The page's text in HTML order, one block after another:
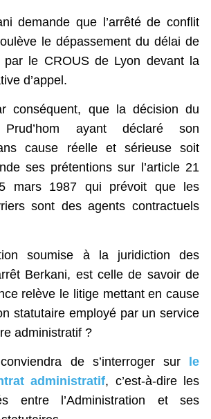
demande que l’arrêté de conflit
le dépassement du délai de
par le CROUS de Lyon devant la
d’appel.
conséquent, que la décision du
ayant déclaré son
cause réelle et sérieuse soit
ses prétentions sur l’article 21
mars 1987 qui prévoit que les
sont des agents contractuels
soumise à la juridiction des
Berkani, est celle de savoir de
relève le litige mettant en cause
statutaire employé par un service
administratif ?
de s’interroger sur
le
administratif, c’est-à-dire les
entre l’Administration et ses